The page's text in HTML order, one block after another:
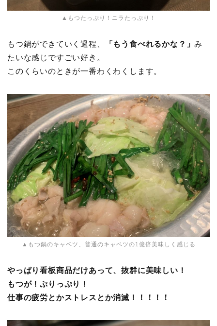
▲もつたっぷり！ニラたっぷり！
もつ鍋ができていく過程、 「もう食べれるかな？」み
たいな感じですごい好き。
このくらいのときが一番わくわくします。
▲もつ鍋のキャベツ、普通のキャベツの1億倍美味しく感じる
やっぱり看板商品だけあって、抜群に美味しい！
もつが！ぷりっぷり！
仕事の疲労とかストレスとか消滅！！！！！